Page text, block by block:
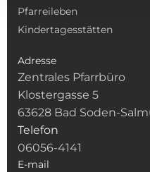
Pfarreileben
Kindertagesstätten
Adresse
Zentrales Pfarrbüro
Klostergasse 5
63628 Bad Soden-
Telefon
06056-4141
E-mail